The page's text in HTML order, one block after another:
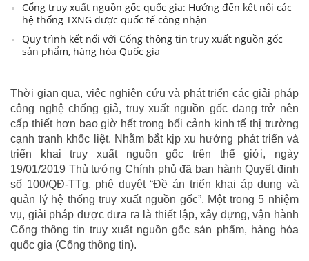
Cổng truy xuất nguồn gốc quốc gia: Hướng đến kết nối các
hệ thống TXNG được quốc tế công nhận
Quy trình kết nối với Cổng thông tin truy xuất nguồn gốc
sản phẩm, hàng hóa Quốc gia
Thời gian qua, việc nghiên cứu và phát triển các giải pháp
công nghệ chống giả, truy xuất nguồn gốc đang trở nên
cấp thiết hơn bao giờ hết trong bối cảnh kinh tế thị trường
cạnh tranh khốc liệt. Nhằm bắt kịp xu hướng phát triển và
triển khai truy xuất nguồn gốc trên thế giới, ngày
19/01/2019 Thủ tướng Chính phủ đã ban hành Quyết định
số 100/QĐ-TTg, phê duyệt “Đề án triển khai áp dụng và
quản lý hệ thống truy xuất nguồn gốc”. Một trong 5 nhiệm
vụ, giải pháp được đưa ra là thiết lập, xây dựng, vận hành
Cổng thông tin truy xuất nguồn gốc sản phẩm, hàng hóa
quốc gia (Cổng thông tin).